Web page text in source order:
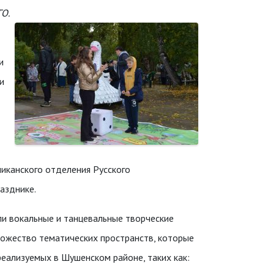
отделения Русского
вокальные и танцевальные творческие
тематических пространств, которые
в Шушенском районе, таких как: